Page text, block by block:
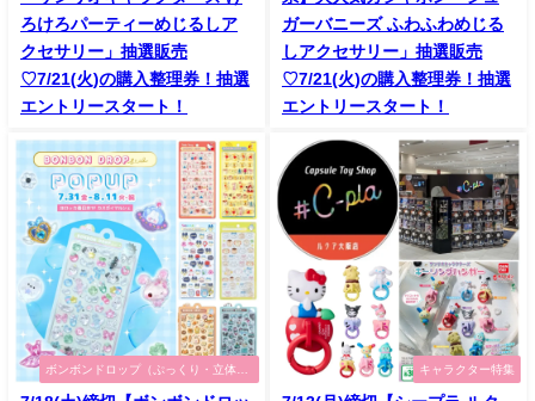
ろけろパーティーめじるしア
クセサリー」抽選販売
♡7/21(火)の購入整理券！抽選
エントリースタート！
ガーバニーズ ふわふわめじる
しアクセサリー」抽選販売
♡7/21(火)の購入整理券！抽選
エントリースタート！
ボンボンドロップ（ぷっくり・立体シ
キャラクター特集